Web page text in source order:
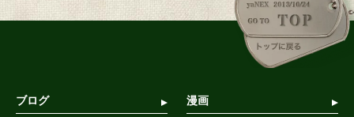
ブログ 漫画